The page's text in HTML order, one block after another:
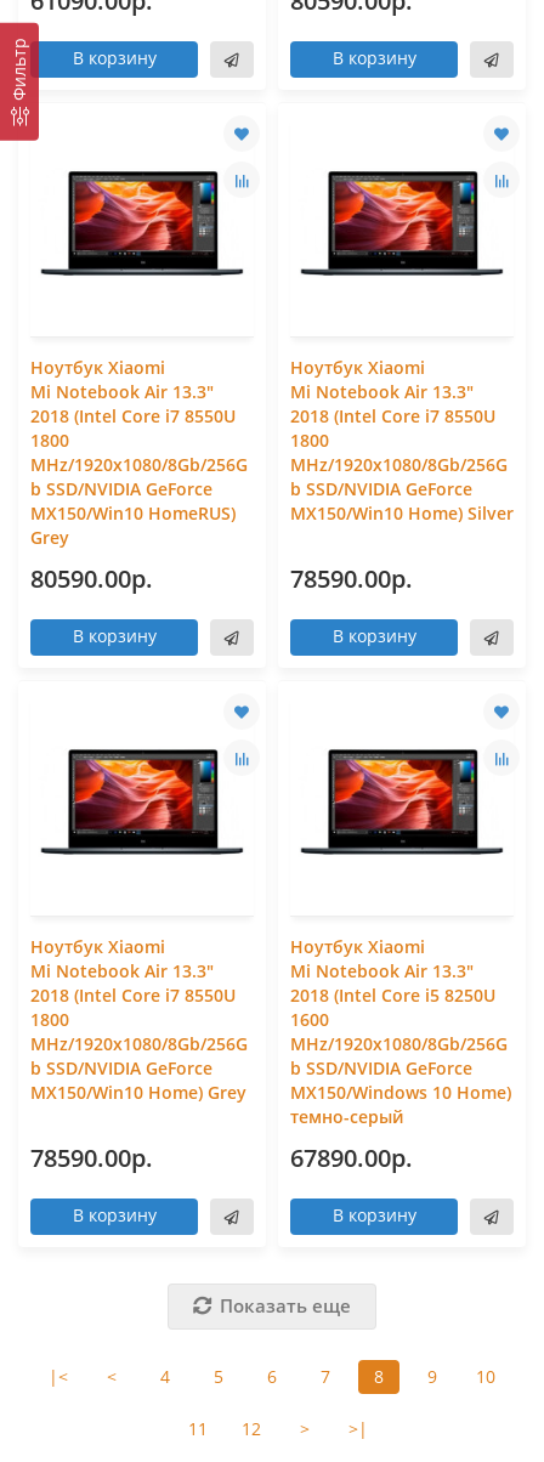
В корзину В корзину
Ноутбук Xiaomi
Mi Notebook Air 13.3"
2018 (Intel Core i7 8550U
1800
MHz/1920x1080/8Gb/256G
b SSD/NVIDIA GeForce
MX150/Win10 HomeRUS)
Grey
80590.00р.
В корзину
Ноутбук Xiaomi
Mi Notebook Air 13.3"
2018 (Intel Core i7 8550U
1800
MHz/1920x1080/8Gb/256G
b SSD/NVIDIA GeForce
MX150/Win10 Home) Silver
78590.00р.
В корзину
Ноутбук Xiaomi
Mi Notebook Air 13.3"
2018 (Intel Core i7 8550U
1800
MHz/1920x1080/8Gb/256G
b SSD/NVIDIA GeForce
MX150/Win10 Home) Grey
78590.00р.
В корзину
Ноутбук Xiaomi
Mi Notebook Air 13.3"
2018 (Intel Core i5 8250U
1600
MHz/1920x1080/8Gb/256G
b SSD/NVIDIA GeForce
MX150/Windows 10 Home)
темно-серый
67890.00р.
В корзину
Показать еще
|< < 4 5 6 7 8 9 10
11 12 > >|
Фильтр